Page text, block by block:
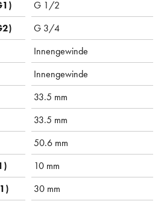
G 1/2
G 3/4
Innengewinde
Innengewinde
33.5 mm
33.5 mm
50.6 mm
10 mm
30 mm